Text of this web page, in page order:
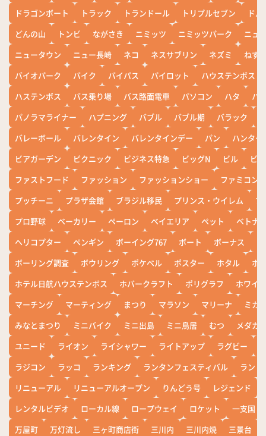
ドラゴンボート
トラック トランドール トリプルセブン
ド
どんの山
トンビ ながさき ニミッツ ニミッツパーク
ニュ
ニュータウン
ニュー長崎 ネコ ネスサブリン ネズミ
ねず
バイオパーク
バイク バイパス パイロット
ハウステンボス
ハステンボス
バス乗り場 バス路面電車 パソコン ハタ
ハ
パノラマライナー
ハプニング バブル バブル期 バラック
バレーボール
バレンタイン バレンタインデー パン
ハンター
ビアガーデン
ピクニック ビジネス特急 ビッグN ビル
ビワ
ファストフード
ファッション ファッションショー
ファミコン
プッチーニ
プラザ会館 ブラジル移民 プリンス・ウイレム
ブ
プロ野球
ベーカリー ペーロン ベイエリア ペット
ベトナ
ヘリコプター
ペンギン ボーイング767 ボート ボーナス
ボーリング調査
ボウリング ポケベル ポスター ホタル
ホ
ホテル日航ハウステンボス
ホバークラフト ポリグラフ
ホワイ
マーチング
マーティング まつり マラソン マリーナ
ミカ
みなとまつり
ミニバイク ミニ出島 ミニ鳥居 むつ
メダカ
ユニード
ライオン ライシャワー ライトアップ ラグビー
ラジコン
ラッコ ランキング ランタンフェスティバル
ランド
リニューアル
リニューアルオープン りんどう号 レジェンド
レンタルビデオ
ローカル線 ロープウェイ ロケット
一支国
万屋町
万灯流し 三ヶ町商店街 三川内 三川内焼 三景台